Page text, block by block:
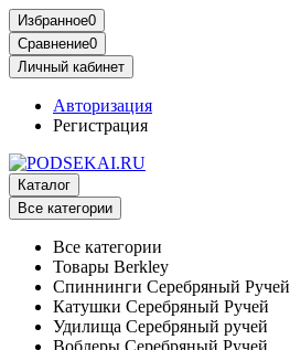
Избранное0
Сравнение0
Личный кабинет
Авторизация
Регистрация
Каталог
Все категории
Все категории
Товары Berkley
Спиннинги Серебряный Ручей
Катушки Серебряный Ручей
Удилища Серебряный ручей
Воблеры Серебряный Ручей